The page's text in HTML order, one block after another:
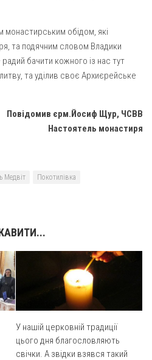
монастир сестер Згромадження
Св. Вінкентія. Дім Милосердя
Богородиці Сестер Чину
охорони здоров’я
монастирським обідом, які
та подячним словом Владики
бачити кожного із нас тут
та уділив своє Архиєрейське
Повідомив єрм.Йосиф Щур, ЧСВВ
Настоятель монастиря
Медвіт
Покотилівка
У нашій церковній традиції
цього дня благословляють
свічки. А звідки взявся такий